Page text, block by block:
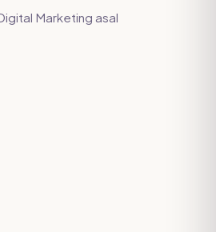
Marketing asal